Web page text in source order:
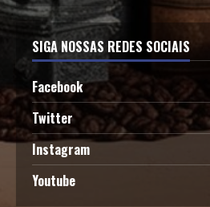
SIGA NOSSAS REDES SOCIAIS
Facebook
Twitter
Instagram
Youtube